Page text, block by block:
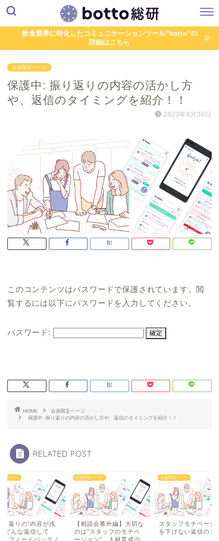
飲食業界に特化したコミュニケーションツール"botto"の
詳細はこちら
会員限定ページ
保護中: 振り返りの内容の活かし方
や、返信のタイミングを紹介！！
2023年8月30日
このコンテンツはパスワードで保護されています。閲
覧するには以下にパスワードを入力してください。
パスワード:
HOME
会員限定ページ
保護中: 振り返りの内容の活かし方や、返信のタイミングを紹介！！
RELATED POST
定ページ
り返りの”内容が浅
どんな返信して
』フィードバックノ
会員限定ページ
【相談会番外編】大切な
のは"スタッフのモチベ
ーション"。人材育成の...
会員限定ページ
スタッフモチベーシ
を下げない返信のコ